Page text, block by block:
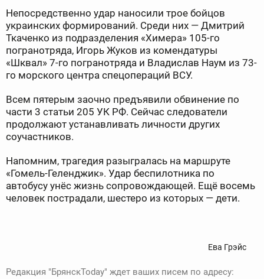
Непосредственно удар наносили трое бойцов
украинских формирований. Среди них — Дмитрий
Ткаченко из подразделения «Химера» 105-го
погранотряда, Игорь Жуков из комендатуры
«Шквал» 7-го погранотряда и Владислав Наум из 73-
го морского центра спецопераций ВСУ.
Всем пятерым заочно предъявили обвинение по
части 3 статьи 205 УК РФ. Сейчас следователи
продолжают устанавливать личности других
соучастников.
Напомним, трагедия разыгралась на маршруте
«Гомель-Геленджик». Удар беспилотника по
автобусу унёс жизнь сопровождающей. Ещё восемь
человек пострадали, шестеро из которых — дети.
Ева Грэйс
Редакция "БрянскToday" ждет ваших писем по адресу: